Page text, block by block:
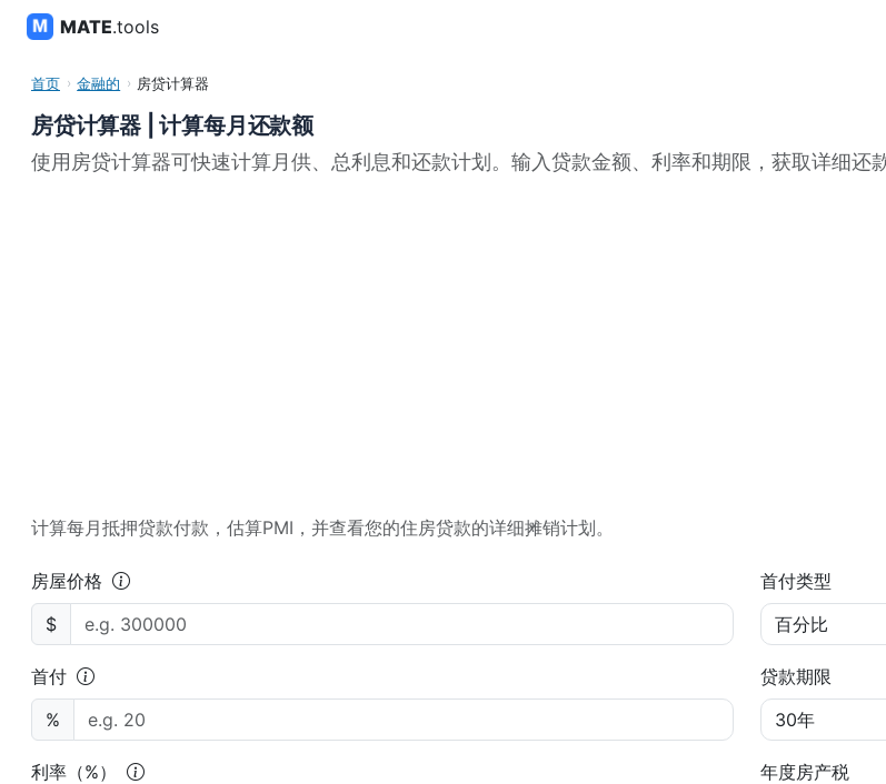
MATE.tools
首页 金融的 房贷计算器
房贷计算器 | 计算每月还款额
使用房贷计算器可快速计算月供、总利息和还款计划。输入贷款金额、利率和期限，获取详细还
计算每月抵押贷款付款，估算PMI，并查看您的住房贷款的详细摊销计划。
房屋价格
$
首付类型
首付
%
贷款期限
利率（%）
年度房产税